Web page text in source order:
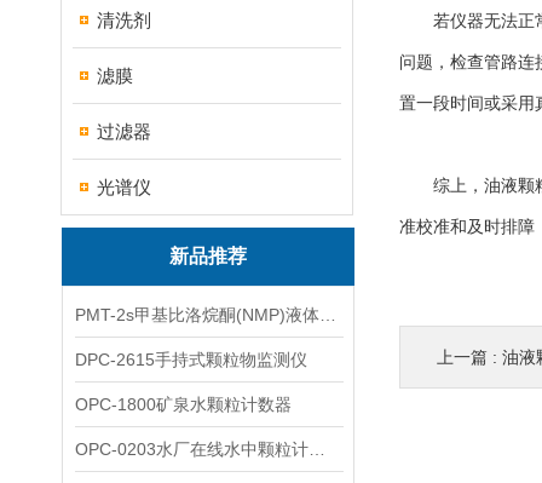
清洗剂
滤膜
过滤器
光谱仪
新品推荐
DPC-2615手持式颗粒物监测仪
OPC-1800矿泉水颗粒计数器
若仪器无法正常
问题，检查管路连
置一段时间或采用
综上，油液颗粒
准校准和及时排障
上一篇 : 油液颗